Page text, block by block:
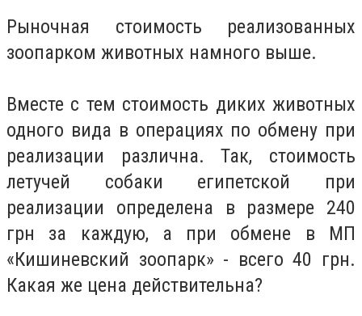
Рыночная стоимость реализованных
зоопарком животных намного выше.
Вместе с тем стоимость диких животных
одного вида в операциях по обмену при
реализации различна. Так, стоимость
летучей собаки египетской при
реализации определена в размере 240
грн за каждую, а при обмене в МП
«Кишиневский зоопарк» - всего 40 грн.
Какая же цена действительна?